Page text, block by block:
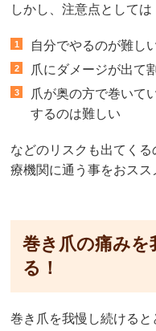
しかし、注意点としては
自分でやるのが難し
爪にダメージが出て
爪が奥の方で巻いて
するのは難しい
などのリスクも出てく
療機関に通う事をおスス
巻き爪の痛みを
る！
巻き爪を我慢し続ける